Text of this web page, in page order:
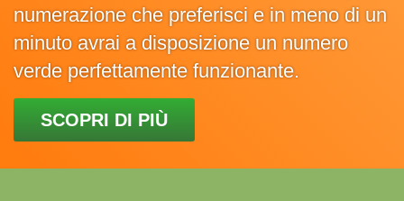
numerazione che preferisci e in meno di un
minuto avrai a disposizione un numero
verde perfettamente funzionante.
SCOPRI DI PIÙ